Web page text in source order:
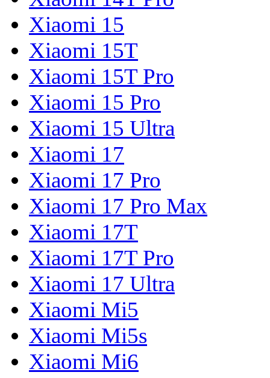
Xiaomi 15
Xiaomi 15T
Xiaomi 15T Pro
Xiaomi 15 Pro
Xiaomi 15 Ultra
Xiaomi 17
Xiaomi 17 Pro
Xiaomi 17 Pro Max
Xiaomi 17T
Xiaomi 17T Pro
Xiaomi 17 Ultra
Xiaomi Mi5
Xiaomi Mi5s
Xiaomi Mi6